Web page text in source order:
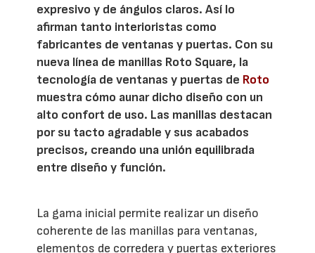
expresivo y de ángulos claros. Así lo
afirman tanto interioristas como
fabricantes de ventanas y puertas. Con su
nueva línea de manillas Roto Square, la
tecnología de ventanas y puertas de Roto
muestra cómo aunar dicho diseño con un
alto confort de uso. Las manillas destacan
por su tacto agradable y sus acabados
precisos, creando una unión equilibrada
entre diseño y función.
La gama inicial permite realizar un diseño
coherente de las manillas para ventanas,
elementos de corredera y puertas exteriores